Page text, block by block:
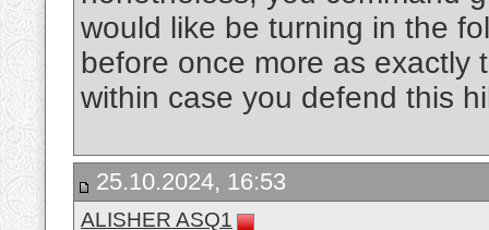
would like be turning in the
before once more as exactly
within case you defend this
25.10.2024, 16:53
ALISHER ASQ1